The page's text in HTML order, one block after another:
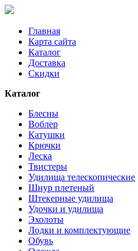
Главная
Карта сайта
Каталог
Доставка
Скидки
Каталог
Блесны
Воблер
Катушки
Крючки
Леска
Твистеры
Удилища телескопические
Шнур плетеный
Штекерные удилища
Удочки и удилища
Эхолоты
Лодки и комплектующие
Обувь